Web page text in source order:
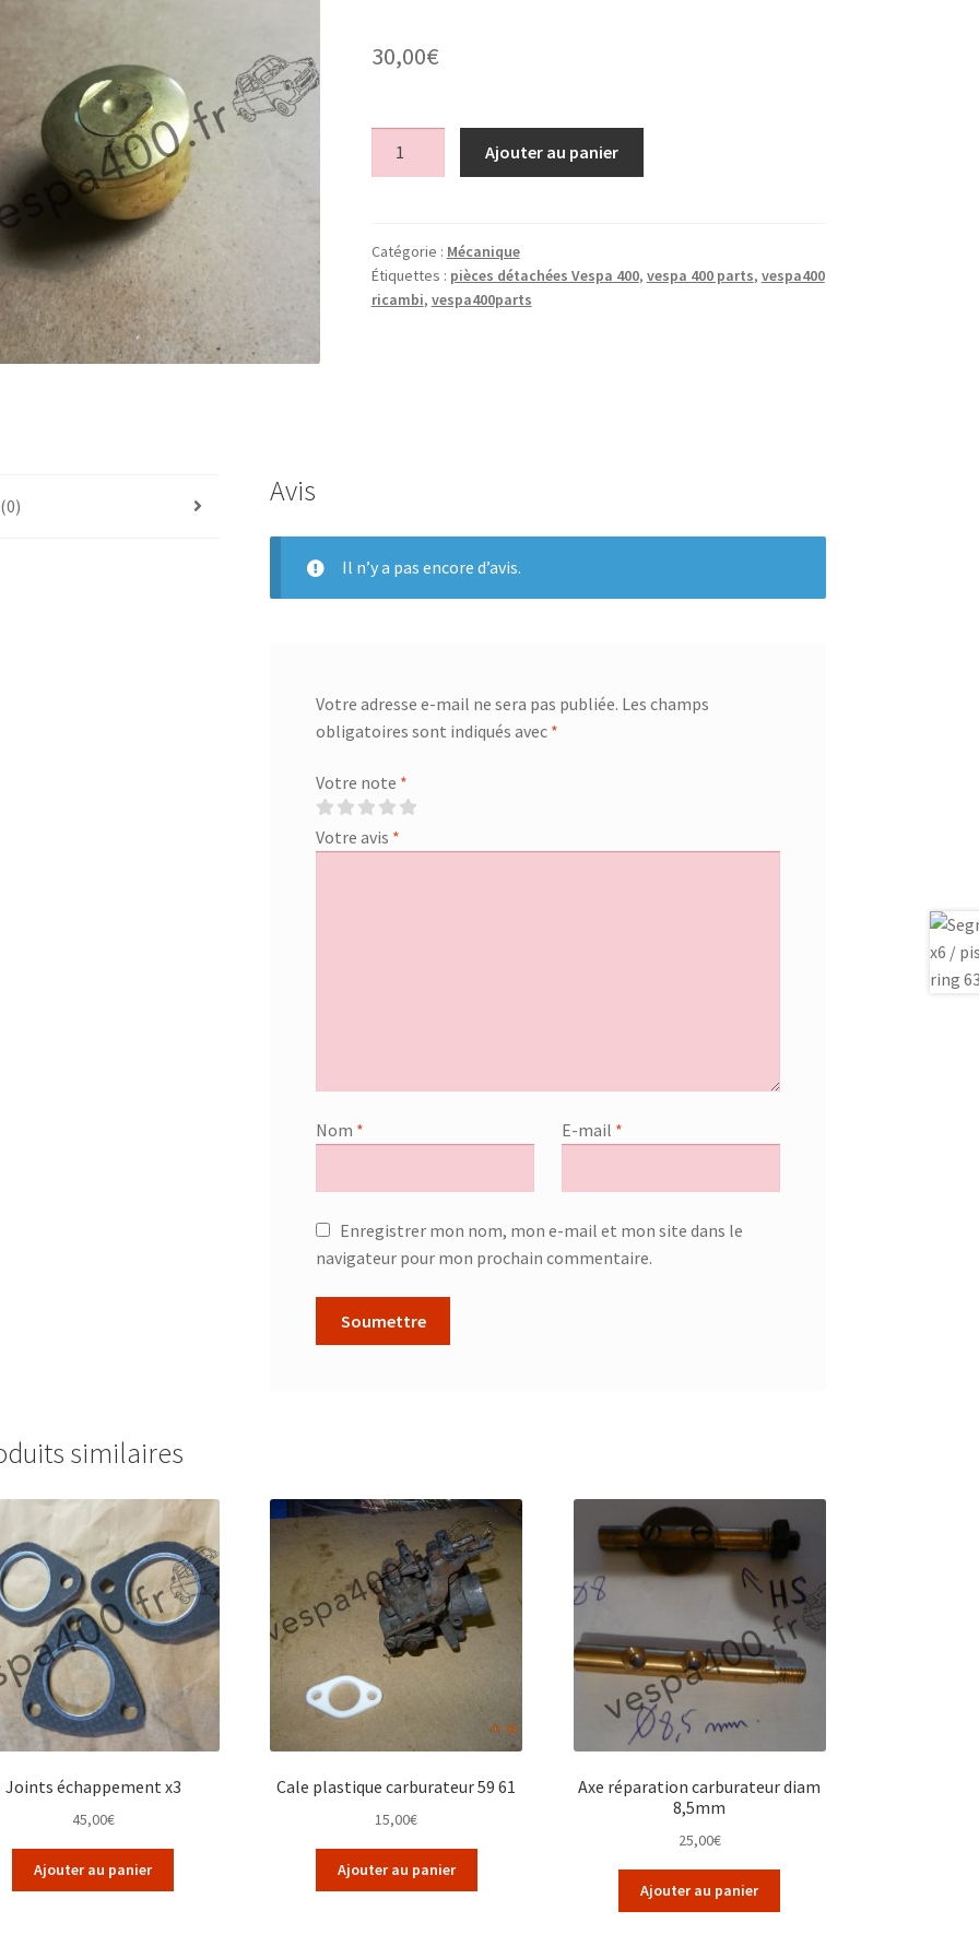
30,00€
1er
serie
Ajouter au panier
Catégorie : Mécanique
Étiquettes : pièces détachées Vespa 400, vespa 400 parts, vespa400
ricambi, vespa400parts
Avis
Il n’y a pas encore d’avis.
Votre adresse e-mail ne sera pas publiée. Les champs
obligatoires sont indiqués avec *
Votre note *
Votre avis *
Nom * E-mail *
Enregistrer mon nom, mon e-mail et mon site dans le
navigateur pour mon prochain commentaire.
similaires
Joints échappement x3
45,00€
Ajouter au panier
Cale plastique carburateur 59 61
15,00€
Ajouter au panier
Axe réparation carburateur diam
8,5mm
25,00€
Ajouter au panier